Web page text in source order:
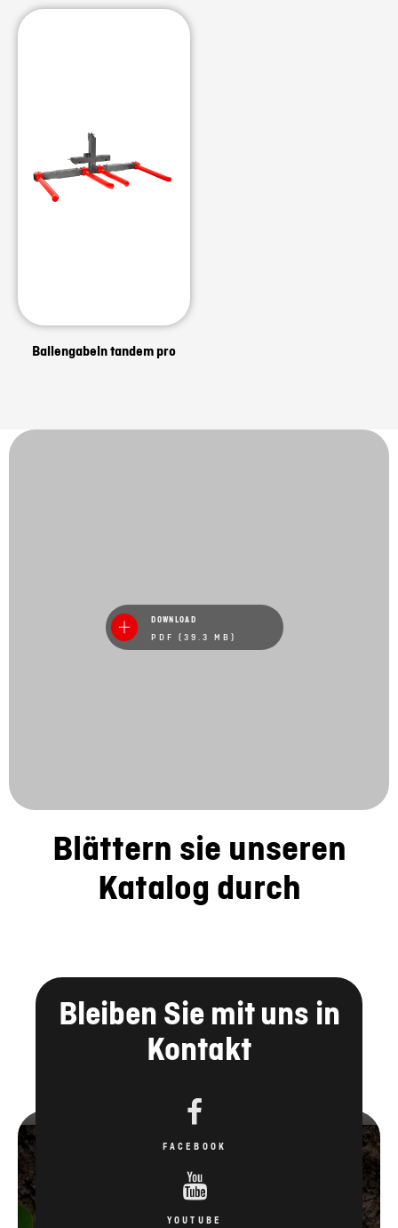
Ballengabeln tandem pro
DOWNLOAD
PDF (39.3 MB)
Blättern sie unseren
Katalog durch
Bleiben Sie mit uns in
Kontakt
FACEBOOK
YOUTUBE